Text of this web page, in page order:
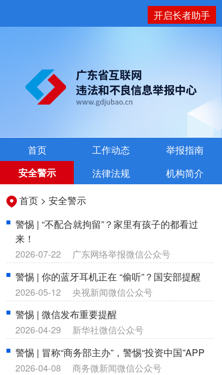
开启长者助手
首页 工作动态
举报指南
安全警示
法律法规 机构简介
首页 >安全警示
警惕 | “不配合就拘留”？家里有孩子的都看过
来！
2026-07-22 广东网络举报微信公众号
警惕 | 你的蓝牙耳机正在 “偷听”？国安部提醒
2026-05-12 央视新闻微信公众号
警惕 | 微信发布重要提醒
2026-04-29 新华社微信公众号
警惕 | 冒称“商务部主办”，警惕“投资中国”APP
2026-04-08 商务微新闻微信公众号